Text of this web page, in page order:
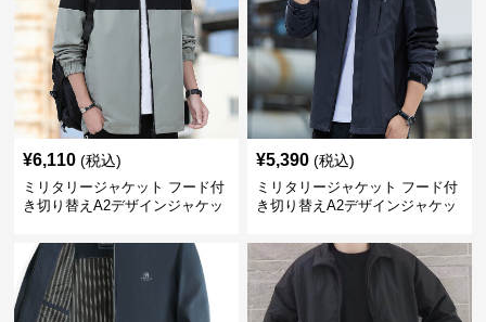
¥6,110 (税込)
ミリタリージャケット フード付
き切り替えA2デザインジャケッ
¥5,390 (税込)
ミリタリージャケット フード付
き切り替えA2デザインジャケッ